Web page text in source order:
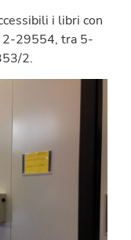
i libri con
2-29554, tra 5-
2.